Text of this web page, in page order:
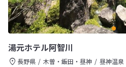
湯元ホテル阿智川
長野県 木曽・飯田・昼神
昼神温泉